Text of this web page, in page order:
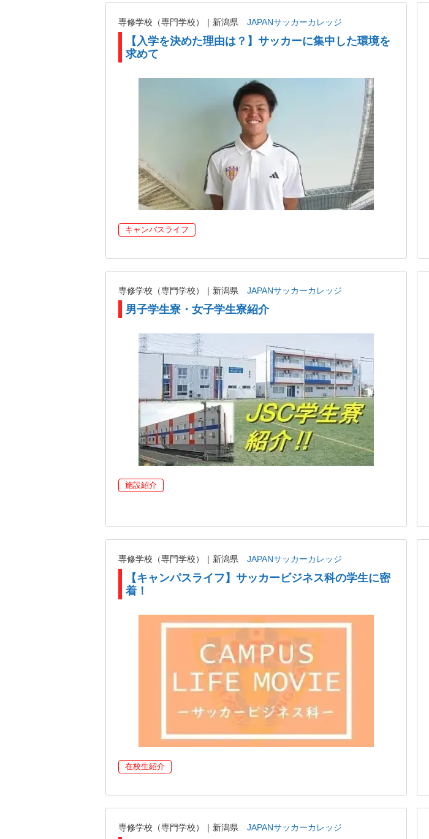
専修学校（専門学校）｜新潟県 JAPANサッカーカレッジ
【入学を決めた理由は？】サッカーに集中した環境を
求めて
キャンパスライフ
専修学校（専門学校）｜新潟県 JAPANサッカーカレッジ
男子学生寮・女子学生寮紹介
施設紹介
専修学校（専門学校）｜新潟県 JAPANサッカーカレッジ
【キャンパスライフ】サッカービジネス科の学生に密
着！
在校生紹介
専修学校（専門学校）｜新潟県 JAPANサッカーカレッジ